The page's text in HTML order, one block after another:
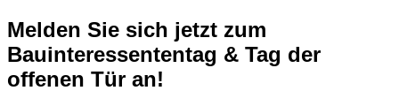
Melden Sie sich jetzt zum
Bauinteressententag & Tag der
offenen Tür an!